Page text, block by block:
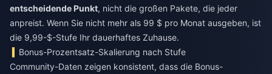
entscheidende Punkt, nicht die großen Pakete, die jeder
anpreist. Wenn Sie nicht mehr als 99 $ pro Monat ausgeben, ist
die 9,99-$-Stufe Ihr dauerhaftes Zuhause.
Bonus-Prozentsatz-Skalierung nach Stufe
Community-Daten zeigen konsistent, dass die Bonus-